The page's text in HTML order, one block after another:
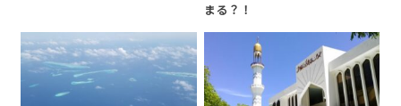
まる？！